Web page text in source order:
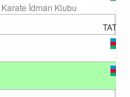
İdman Klubu